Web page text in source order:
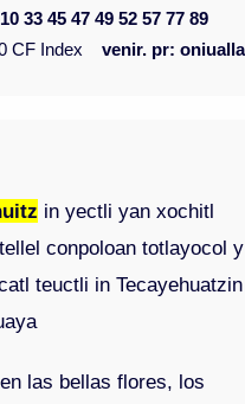
33 45 47 49 52 57 77 89
CF Index
venir. pr:
in yectli yan xochitl
conpoloan totlayocol y
teuctli in Tecayehuatzin
las bellas flores, los